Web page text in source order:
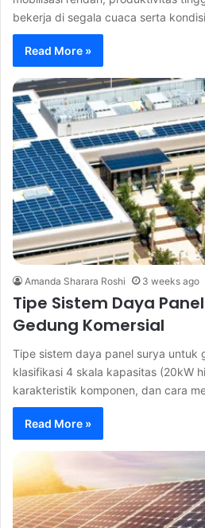
bekerja di segala cuaca serta
Read More »
Amanda Sharara Roshi 3 weeks ago
Tipe Sistem Daya
Gedung Komersial
Tipe sistem daya panel surya untuk
klasifikasi 4 skala kapasitas (20kW
karakteristik komponen, dan cara
Read More »